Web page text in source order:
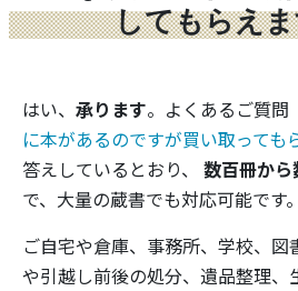
してもらえ
はい、 承ります。よくあるご質問
に本があるのですが買い取っても
答えしているとおり、 数百冊か
で、大量の蔵書でも対応可能です。
ご自宅や倉庫、事務所、学校、
や引越し前後の処分、遺品整理、